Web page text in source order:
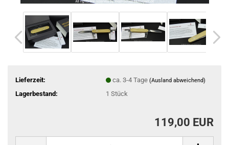
Lieferzeit: ca. 3-4 Tage (Ausland abweichend)
Lagerbestand: 1 Stück
119,00 EUR